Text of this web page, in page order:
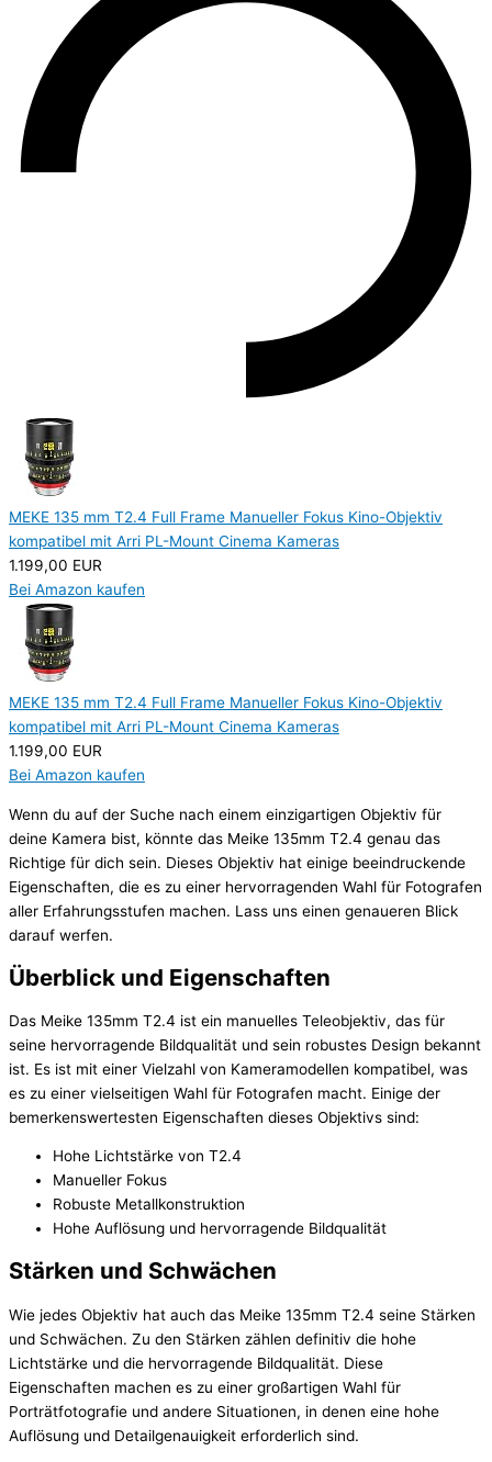
MEKE 135 mm T2.4 Full Frame Manueller Fokus Kino-Objektiv
kompatibel mit Arri PL-Mount Cinema Kameras
1.199,00 EUR
Bei Amazon kaufen
MEKE 135 mm T2.4 Full Frame Manueller Fokus Kino-Objektiv
kompatibel mit Arri PL-Mount Cinema Kameras
1.199,00 EUR
Bei Amazon kaufen
Wenn du auf der Suche nach einem einzigartigen Objektiv für
deine Kamera bist, könnte das Meike 135mm T2.4 genau das
Richtige für dich sein. Dieses Objektiv hat einige beeindruckende
Eigenschaften, die es zu einer hervorragenden Wahl für Fotografen
aller Erfahrungsstufen machen. Lass uns einen genaueren Blick
darauf werfen.
Überblick und Eigenschaften
Das Meike 135mm T2.4 ist ein manuelles Teleobjektiv, das für
seine hervorragende Bildqualität und sein robustes Design bekannt
ist. Es ist mit einer Vielzahl von Kameramodellen kompatibel, was
es zu einer vielseitigen Wahl für Fotografen macht. Einige der
bemerkenswertesten Eigenschaften dieses Objektivs sind:
Hohe Lichtstärke von T2.4
Manueller Fokus
Robuste Metallkonstruktion
Hohe Auflösung und hervorragende Bildqualität
Stärken und Schwächen
Wie jedes Objektiv hat auch das Meike 135mm T2.4 seine Stärken
und Schwächen. Zu den Stärken zählen definitiv die hohe
Lichtstärke und die hervorragende Bildqualität. Diese
Eigenschaften machen es zu einer großartigen Wahl für
Porträtfotografie und andere Situationen, in denen eine hohe
Auflösung und Detailgenauigkeit erforderlich sind.